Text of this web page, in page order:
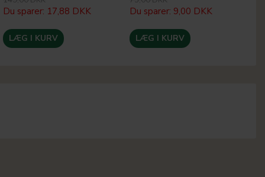
Du sparer: 17,88 DKK
LÆG I KURV
Du sparer: 9,00 DKK
LÆG I KURV